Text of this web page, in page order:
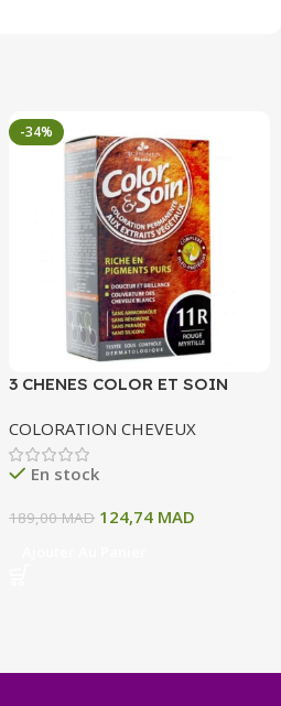
-34%
3 CHENES COLOR ET SOIN
11R ROUGE MYRTILLE 135 ML
COLORATION CHEVEUX
En stock
189,00MAD 124,74 MAD